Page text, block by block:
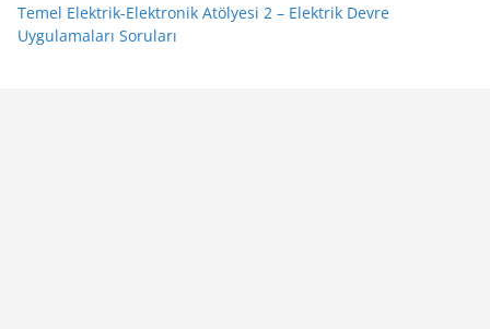
Temel Elektrik-Elektronik Atölyesi 2 – Elektrik Devre
Uygulamaları Soruları